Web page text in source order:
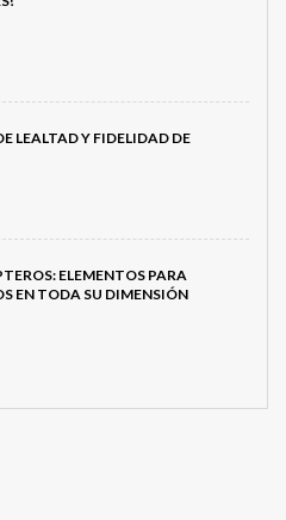
LEALTAD Y FIDELIDAD DE
ELEMENTOS PARA
EN TODA SU DIMENSIÓN